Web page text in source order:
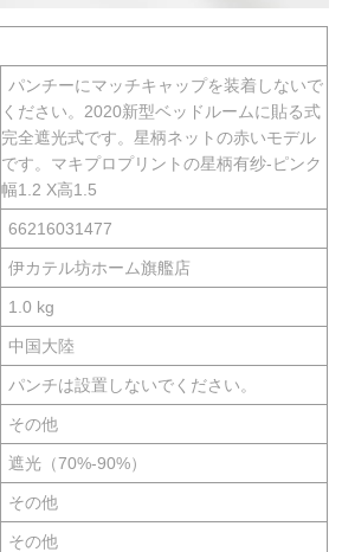
パンチーにマッチキャップを装着しないで
ください。2020新型ベッドルームに貼る式
完全遮光式です。星柄ネットの赤いモデル
です。マキプロプリントの星柄有纱-ピンク
幅1.2 X高1.5
66216031477
伊カテル坊ホーム旗艦店
1.0 kg
中国大陸
パンチは設置しないでください。
その他
遮光（70%-90%）
その他
その他